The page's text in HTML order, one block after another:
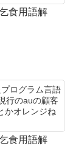
食用語解
ログラム言語
行のauの顧客
かオレンジね
食用語解